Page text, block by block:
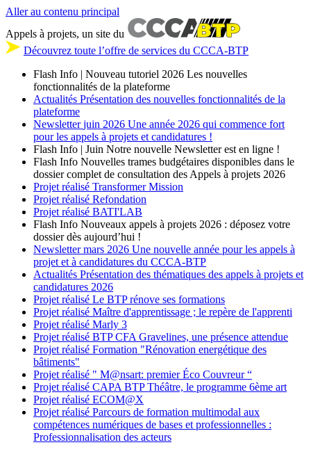
Aller au contenu principal
Appels à projets, un site du
Découvrez toute l’offre de services du CCCA-BTP
Flash Info | Nouveau tutoriel 2026 Les nouvelles
fonctionnalités de la plateforme
Actualités Présentation des nouvelles fonctionnalités de la
plateforme
Newsletter juin 2026 Une année 2026 qui commence fort
pour les appels à projets et candidatures !
Flash Info | Juin Notre nouvelle Newsletter est en ligne !
Flash Info Nouvelles trames budgétaires disponibles dans le
dossier complet de consultation des Appels à projets 2026
Projet réalisé Transformer Mission
Projet réalisé Refondation
Projet réalisé BATI'LAB
Flash Info Nouveaux appels à projets 2026 : déposez votre
dossier dès aujourd’hui !
Newsletter mars 2026 Une nouvelle année pour les appels à
projet et à candidatures du CCCA-BTP
Actualités Présentation des thématiques des appels à projets et
candidatures 2026
Projet réalisé Le BTP rénove ses formations
Projet réalisé Maître d'apprentissage ; le repère de l'apprenti
Projet réalisé Marly 3
Projet réalisé BTP CFA Gravelines, une présence attendue
Projet réalisé Formation "Rénovation energétique des
bâtiments"
Projet réalisé " M@nsart: premier Éco Couvreur “
Projet réalisé CAPA BTP Théâtre, le programme 6ème art
Projet réalisé ECOM@X
Projet réalisé Parcours de formation multimodal aux
compétences numériques de bases et professionnelles :
Professionnalisation des acteurs